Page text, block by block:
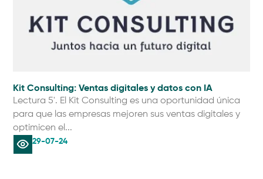
Kit Consulting: Ventas digitales y datos con IA
Lectura 5'. El Kit Consulting es una oportunidad única
para que las empresas mejoren sus ventas digitales y
optimicen el...
29-07-24